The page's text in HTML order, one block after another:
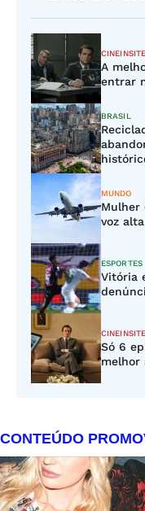
CINEINSITE
A
entrar
BRASIL
MUNDO
Mulher
voz
ESPORTES
Vitória
CINEINSITE
Só 6
melhor